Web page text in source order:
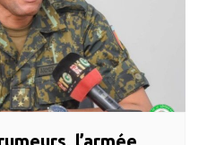
l’armée